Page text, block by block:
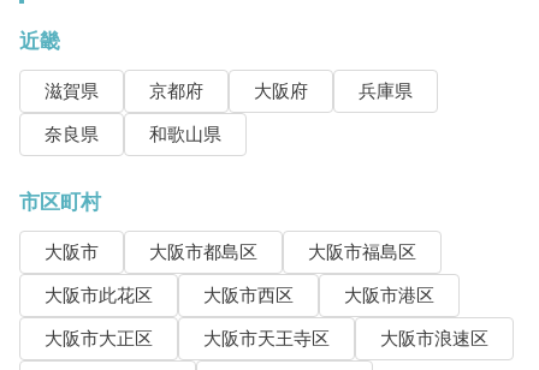
近畿
滋賀県 京都府 大阪府
兵庫県
奈良県
和歌山県
市区町村
大阪市 大阪市都島区
大阪市福島区
大阪市此花区
大阪市西区
大阪市港区
大阪市大正区
大阪市天王寺区
大阪市浪速区